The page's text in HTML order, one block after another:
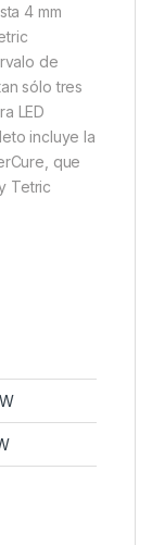
4 mm
de
sólo tres
LED
incluye la
que
Tetric